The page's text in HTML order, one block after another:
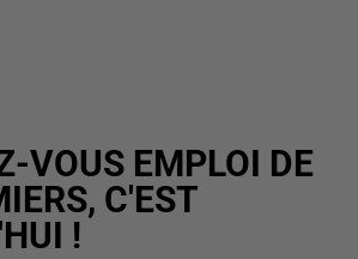
VOUS EMPLOI DE
C'EST
!